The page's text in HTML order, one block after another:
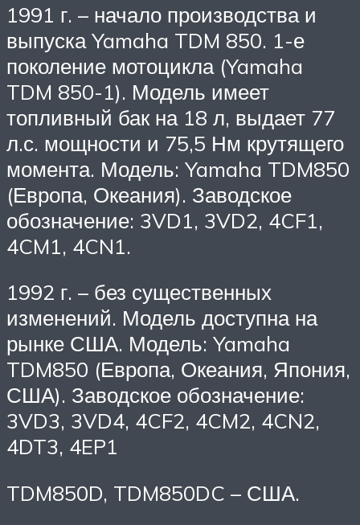
1991 г. – начало производства и
выпуска Yamaha TDM 850. 1-е
поколение мотоцикла (Yamaha
TDM 850-1). Модель имеет
топливный бак на 18 л, выдает 77
л.с. мощности и 75,5 Нм крутящего
момента. Модель: Yamaha TDM850
(Европа, Океания). Заводское
обозначение: 3VD1, 3VD2, 4CF1,
4CM1, 4CN1.
1992 г. – без существенных
изменений. Модель доступна на
рынке США. Модель: Yamaha
TDM850 (Европа, Океания, Япония,
США). Заводское обозначение:
3VD3, 3VD4, 4CF2, 4CM2, 4CN2,
4DT3, 4EP1
TDM850D, TDM850DC – США.